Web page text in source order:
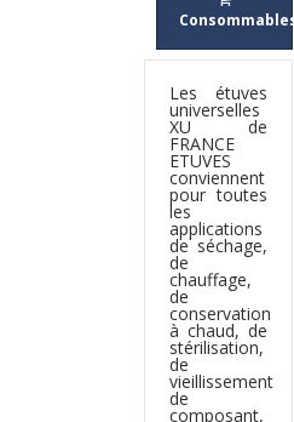
Consommables
Les étuves
universelles
XU de
FRANCE
ETUVES
conviennent
pour toutes
les
applications
de séchage,
de
chauffage,
de
conservation
à chaud, de
stérilisation,
de
vieillissement
de
composant,